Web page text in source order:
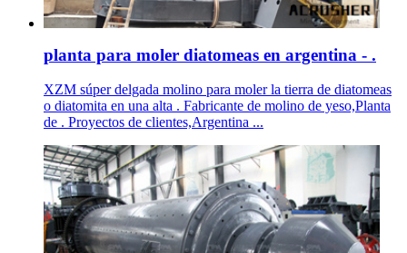
planta para moler diatomeas en argentina - .
XZM súper delgada molino para moler la tierra de diatomeas
o diatomita en una alta . Fabricante de molino de yeso,Planta
de . Proyectos de clientes,Argentina ...